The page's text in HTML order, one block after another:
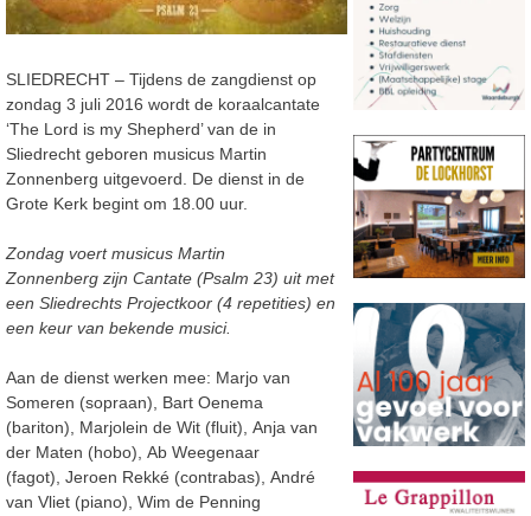
SLIEDRECHT – Tijdens de zangdienst op
zondag 3 juli 2016 wordt de koraalcantate
‘The Lord is my Shepherd’ van de in
Sliedrecht geboren musicus Martin
Zonnenberg uitgevoerd. De dienst in de
Grote Kerk begint om 18.00 uur.
Zondag voert musicus Martin
Zonnenberg zijn Cantate (Psalm 23) uit met
een Sliedrechts Projectkoor (4 repetities) en
een keur van bekende musici.
Aan de dienst werken mee: Marjo van
Someren (sopraan), Bart Oenema
(bariton), Marjolein de Wit (fluit), Anja van
der Maten (hobo), Ab Weegenaar
(fagot), Jeroen Rekké (contrabas), André
van Vliet (piano), Wim de Penning